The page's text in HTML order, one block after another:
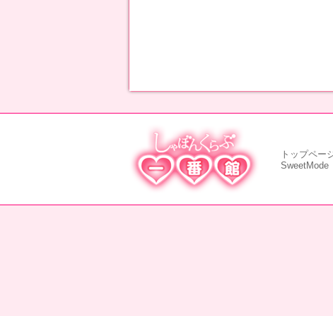
トップペー
SweetMode